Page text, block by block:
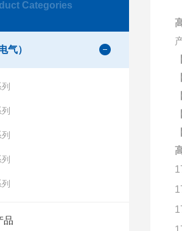
Categories
气）
品